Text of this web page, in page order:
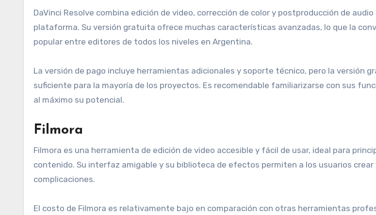
DaVinci Resolve combina edición de video, corrección de color y postproducción de audio
plataforma. Su versión gratuita ofrece muchas características avanzadas, lo que la
popular entre editores de todos los niveles en Argentina.
La versión de pago incluye herramientas adicionales y soporte técnico, pero la versión
suficiente para la mayoría de los proyectos. Es recomendable familiarizarse con sus
al máximo su potencial.
Filmora
Filmora es una herramienta de edición de video accesible y fácil de usar, ideal para
contenido. Su interfaz amigable y su biblioteca de efectos permiten a los usuarios
complicaciones.
El costo de Filmora es relativamente bajo en comparación con otras herramientas